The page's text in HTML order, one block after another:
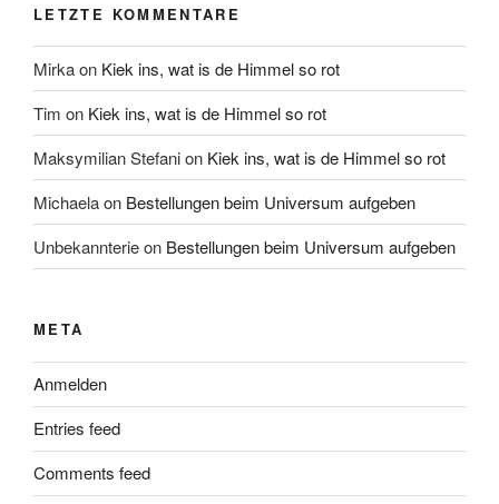
LETZTE KOMMENTARE
Mirkaon Kiek ins, wat is de Himmel so rot
Tim on Kiek ins, wat is de Himmel so rot
Maksymilian Stefanion Kiek ins, wat is de Himmel so rot
Michaelaon Bestellungen beim Universum aufgeben
Unbekannterieon Bestellungen beim Universum aufgeben
META
Anmelden
Entries feed
Comments feed